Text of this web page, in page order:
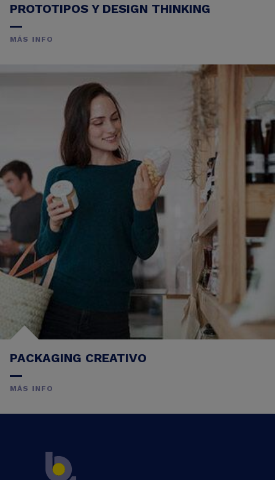
PROTOTIPOS Y DESIGN THINKING
MÁS INFO
PACKAGING CREATIVO
MÁS INFO